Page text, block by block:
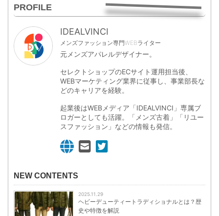
PROFILE
IDEALVINCI
メンズファッション専門WEBライター
元メンズアパレルデザイナー。
セレクトショップのECサイト運用担当後、
WEBマーケティング業界に従事し、事業部長な
どのキャリアを経験。
起業後はWEBメディア「IDEALVINCI」専属ブ
ロガーとしても活躍。「メンズ古着」「リユー
スファッション」などの情報も発信。
NEW CONTENTS
2025.11.29
ヘビーデューティートラディショナルとは？歴
史や特徴を解説